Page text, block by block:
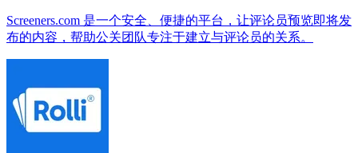
Screeners.com 是一个安全、便捷的平台，让评论员预览即将发
布的内容，帮助公关团队专注于建立与评论员的关系。